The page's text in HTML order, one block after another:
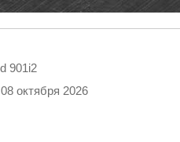
901i2
октября 2026